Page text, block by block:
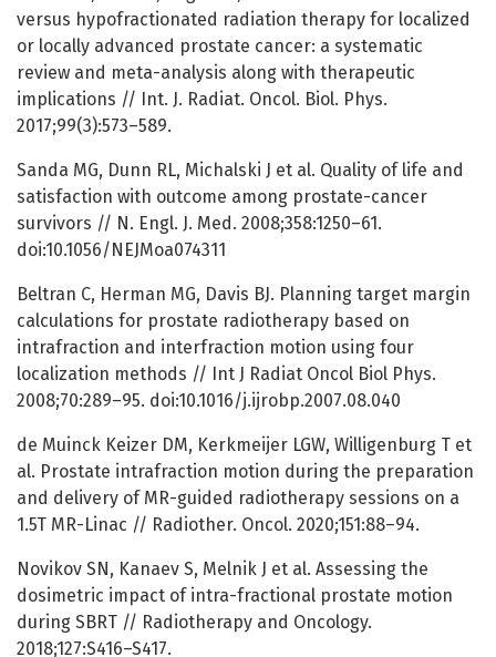
versus hypofractionated radiation therapy for localized
or locally advanced prostate cancer: a systematic
review and meta-analysis along with therapeutic
implications // Int. J. Radiat. Oncol. Biol. Phys.
2017;99(3):573–589.
Sanda MG, Dunn RL, Michalski J et al. Quality of life and
satisfaction with outcome among prostate-cancer
survivors // N. Engl. J. Med. 2008;358:1250–61.
doi:10.1056/NEJMoa074311
Beltran C, Herman MG, Davis BJ. Planning target margin
calculations for prostate radiotherapy based on
intrafraction and interfraction motion using four
localization methods // Int J Radiat Oncol Biol Phys.
2008;70:289–95. doi:10.1016/j.ijrobp.2007.08.040
de Muinck Keizer DM, Kerkmeijer LGW, Willigenburg T et
al. Prostate intrafraction motion during the preparation
and delivery of MR-guided radiotherapy sessions on a
1.5T MR-Linac // Radiother. Oncol. 2020;151:88–94.
Novikov SN, Kanaev S, Melnik J et al. Assessing the
dosimetric impact of intra-fractional prostate motion
during SBRT // Radiotherapy and Oncology.
2018;127:S416–S417.